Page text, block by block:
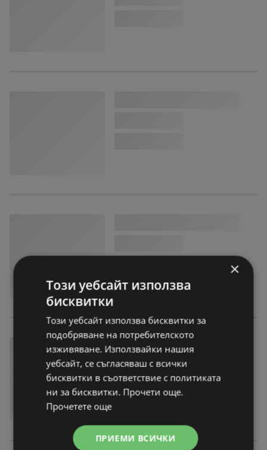
×
Този уебсайт използва
бисквитки
Този уебсайт използва бисквитки за
подобряване на потребителското
изживяване. Използвайки нашия
уебсайт, се съгласяваш с всички
бисквитки в съответствие с политиката
ни за бисквитки. Прочети още.
Прочетете още
ПРИЕМИ ВСИЧКИ